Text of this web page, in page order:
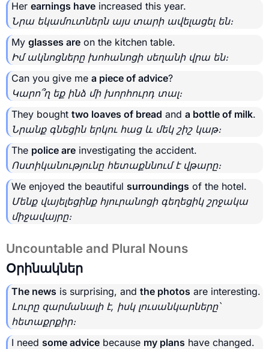
Her earnings have increased this year.
Նրա եկամուտներն այս տարի ավելացել են։
My glasses are on the kitchen table.
Իմ ակնոցները խոհանոցի սեղանի վրա են։
Can you give me a piece of advice?
Կարո՞ղ եք ինձ մի խորհուրդ տալ։
They bought two loaves of bread and a bottle of milk.
Նրանք գնեցին երկու հաց և մեկ շիշ կաթ։
The police are investigating the accident.
Ոստիկանությունը հետաքննում է վթարը։
We enjoyed the beautiful surroundings of the hotel.
Մենք վայելեցինք հյուրանոցի գեղեցիկ շրջակա
միջավայրը։
Uncountable and Plural Nouns
Օրինակներ
The news is surprising, and the photos are interesting.
Լուրը զարմանալի է, իսկ լուսանկարները՝
հետաքրքիր։
I need some advice because my plans have changed.